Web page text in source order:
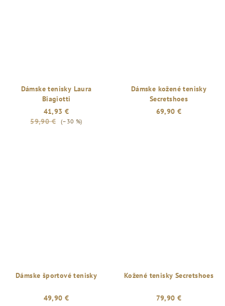
Dámske tenisky Laura
Biagiotti
41,93 €
59,90 €
(–30 %)
Dámske kožené tenisky
Secretshoes
69,90 €
Dámske športové tenisky
49,90 €
Kožené tenisky Secretshoes
79,90 €